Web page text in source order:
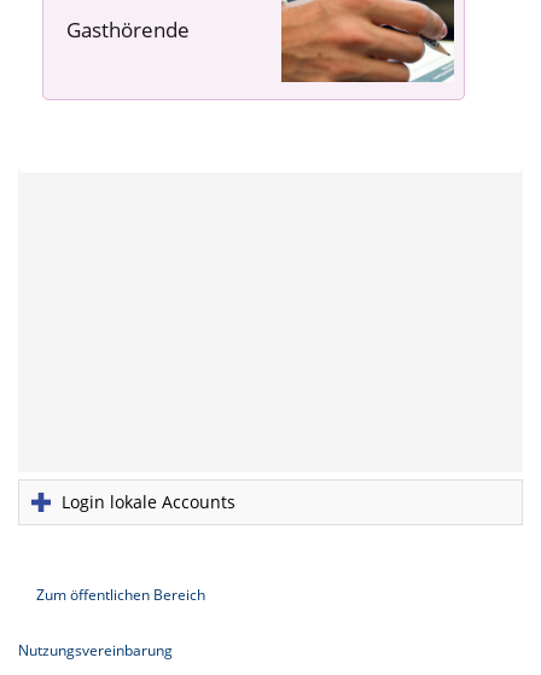
Gasthörende
Login lokale Accounts
Zum öffentlichen Bereich
Nutzungsvereinbarung